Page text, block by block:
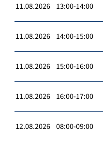
11.08.2026 13:00-14:00
11.08.2026 14:00-15:00
11.08.2026 15:00-16:00
11.08.2026 16:00-17:00
12.08.2026 08:00-09:00